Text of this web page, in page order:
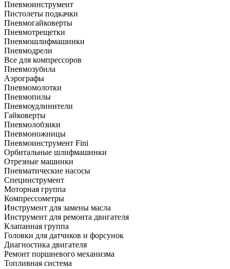
Пневмоинструмент
Пистолеты подкачки
Пневмогайковерты
Пневмотрещетки
Пневмошлифмашинки
Пневмодрели
Все для компрессоров
Пневмозубила
Аэрографы
Пневмомолотки
Пневмопилы
Пневмоудлинители
Гайковерты
Пневмолобзики
Пневмоножницы
Пневмоинструмент Fini
Орбитальные шлифмашинки
Отрезные машинки
Пневматические насосы
Специнструмент
Моторная группа
Компрессометры
Инструмент для замены масла
Инструмент для ремонта двигателя
Клапанная группа
Головки для датчиков и форсунок
Диагностика двигателя
Ремонт поршневого механизма
Топливная система